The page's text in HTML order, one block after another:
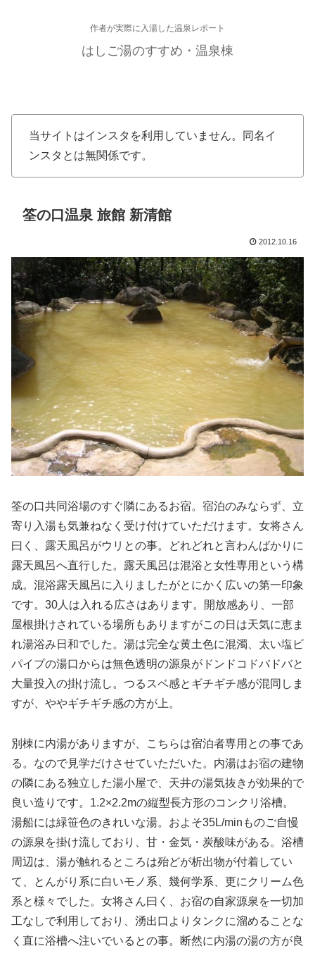
作者が実際に入湯した温泉レポート
はしご湯のすすめ・温泉棟
当サイトはインスタを利用していません。同名イ
ンスタとは無関係です。
筌の口温泉 旅館 新清館
2012.10.16
筌の口共同浴場のすぐ隣にあるお宿。宿泊のみならず、立
寄り入湯も気兼ねなく受け付けていただけます。女将さん
曰く、露天風呂がウリとの事。どれどれと言わんばかりに
露天風呂へ直行した。露天風呂は混浴と女性専用という構
成。混浴露天風呂に入りましたがとにかく広いの第一印象
です。30人は入れる広さはあります。開放感あり、一部
屋根掛けされている場所もありますがこの日は天気に恵ま
れ湯浴み日和でした。湯は完全な黄土色に混濁、太い塩ビ
パイプの湯口からは無色透明の源泉がドンドコドバドバと
大量投入の掛け流し。つるスベ感とギチギチ感が混同しま
すが、ややギチギチ感の方が上。
別棟に内湯がありますが、こちらは宿泊者専用との事であ
る。なので見学だけさせていただいた。内湯はお宿の建物
の隣にある独立した湯小屋で、天井の湯気抜きが効果的で
良い造りです。1.2×2.2mの縦型長方形のコンクリ浴槽。
湯船には緑笹色のきれいな湯。およそ35L/minものご自慢
の源泉を掛け流しており、甘・金気・炭酸味がある。浴槽
周辺は、湯が触れるところは殆どが析出物が付着してい
て、とんがり系に白いモノ系、幾何学系、更にクリーム色
系と様々でした。女将さん曰く、お宿の自家源泉を一切加
工なしで利用しており、湧出口よりタンクに溜めることな
く直に浴槽へ注いでいるとの事。断然に内湯の湯の方が良